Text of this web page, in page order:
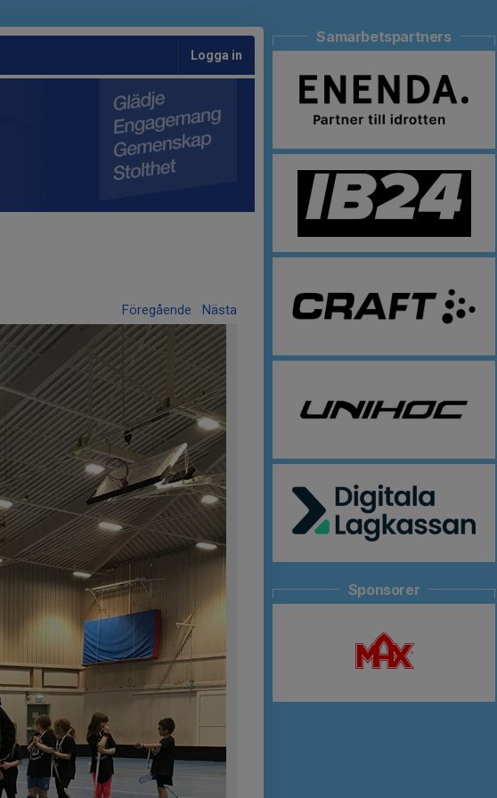
Logga in
Föregående Nästa
Samarbetspartners
Sponsorer